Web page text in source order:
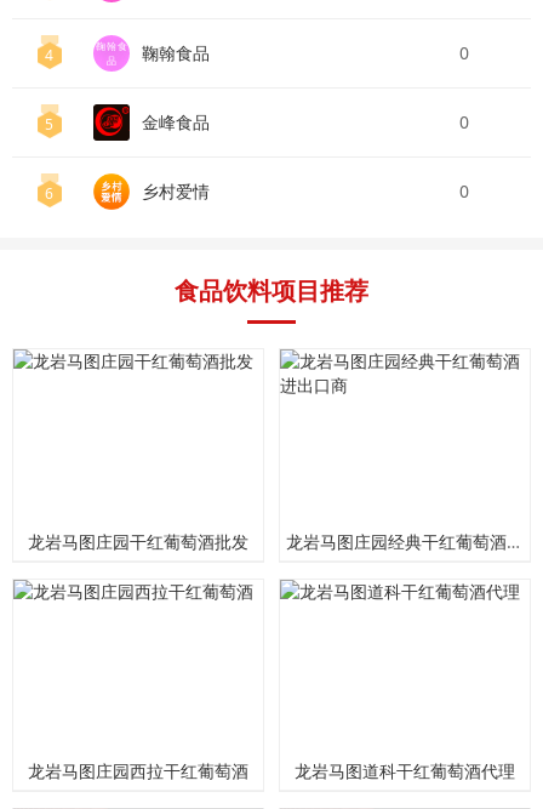
4
鞠翰食
品
鞠翰食品 0
5 金峰食品 0
6 乡村爱情 0
食品饮料项目推荐
龙岩马图庄园干红葡萄酒批发 龙岩马图庄园经典干红葡萄酒进出口商
龙岩马图庄园西拉干红葡萄酒 龙岩马图道科干红葡萄酒代理